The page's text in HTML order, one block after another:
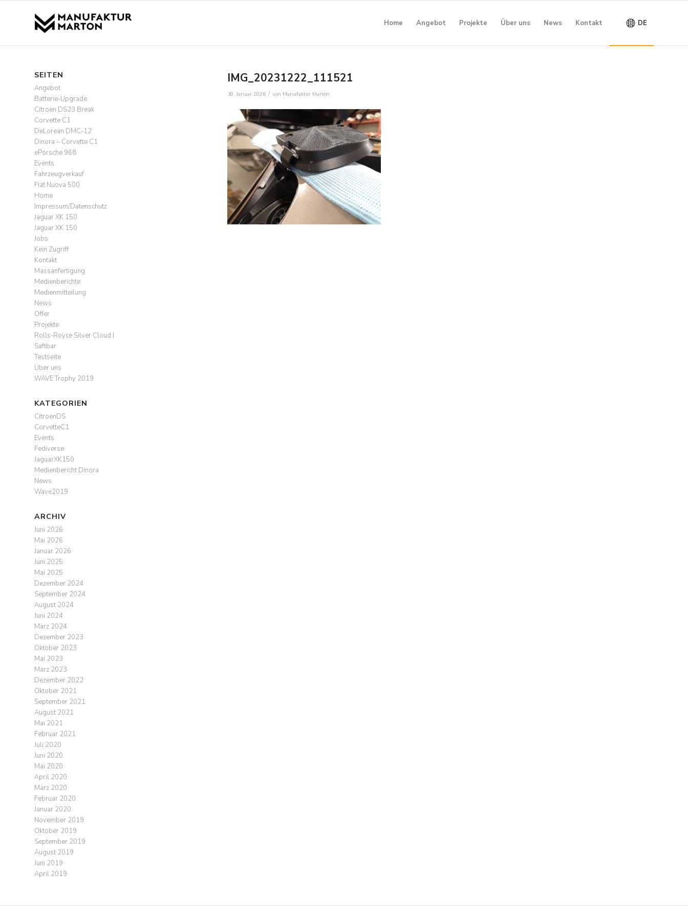
Home Angebot Projekte Über uns News Kontakt DE
IMG_20231222_111521
30. Januar 2026 / von Manufaktur Marton
SEITEN
Angebot
Batterie-Upgrade
Citroën DS23 Break
Corvette C1
DeLorean DMC-12
Dinora – Corvette C1
ePorsche 968
Events
Fahrzeugverkauf
Fiat Nuova 500
Home
Impressum/Datenschutz
Jaguar XK 150
Jaguar XK 150
Jobs
Kein Zugriff
Kontakt
Massanfertigung
Medienberichte
Medienmitteilung
News
Offer
Projekte
Rolls-Royce Silver Cloud I
Saftbar
Testseite
Über uns
WAVE Trophy 2019
KATEGORIEN
CitroenDS
CorvetteC1
Events
Fediverse
JaguarXK150
Medienbericht Dinora
News
Wave2019
ARCHIV
Juni 2026
Mai 2026
Januar 2026
Juni 2025
Mai 2025
Dezember 2024
September 2024
August 2024
Juni 2024
März 2024
Dezember 2023
Oktober 2023
Mai 2023
März 2023
Dezember 2022
Oktober 2021
September 2021
August 2021
Mai 2021
Februar 2021
Juli 2020
Juni 2020
Mai 2020
April 2020
März 2020
Februar 2020
Januar 2020
November 2019
Oktober 2019
September 2019
August 2019
Juni 2019
April 2019